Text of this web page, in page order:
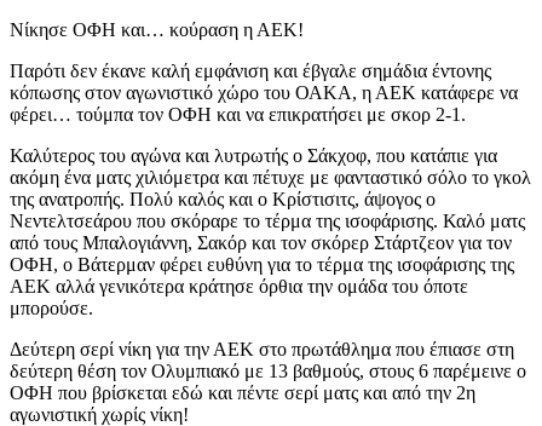
Νίκησε ΟΦΗ και… κούραση η ΑΕΚ!
Παρότι δεν έκανε καλή εμφάνιση και έβγαλε σημάδια έντονης
κόπωσης στον αγωνιστικό χώρο του ΟΑΚΑ, η ΑΕΚ κατάφερε να
φέρει… τούμπα τον ΟΦΗ και να επικρατήσει με σκορ 2-1.
Καλύτερος του αγώνα και λυτρωτής ο Σάκχοφ, που κατάπιε για
ακόμη ένα ματς χιλιόμετρα και πέτυχε με φανταστικό σόλο το γκολ
της ανατροπής. Πολύ καλός και ο Κρίστισιτς, άψογος ο
Νεντελτσεάρου που σκόραρε το τέρμα της ισοφάρισης. Καλό ματς
από τους Μπαλογιάννη, Σακόρ και τον σκόρερ Στάρτζεον για τον
ΟΦΗ, ο Βάτερμαν φέρει ευθύνη για το τέρμα της ισοφάρισης της
ΑΕΚ αλλά γενικότερα κράτησε όρθια την ομάδα του όποτε
μπορούσε.
Δεύτερη σερί νίκη για την ΑΕΚ στο πρωτάθλημα που έπιασε στη
δεύτερη θέση τον Ολυμπιακό με 13 βαθμούς, στους 6 παρέμεινε ο
ΟΦΗ που βρίσκεται εδώ και πέντε σερί ματς και από την 2η
αγωνιστική χωρίς νίκη!